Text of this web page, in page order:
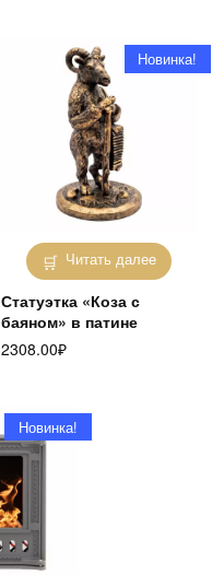
Читать далее
Новинка!
Статуэтка «Коза с
баяном» в патине
2308.00₽
Новинка!